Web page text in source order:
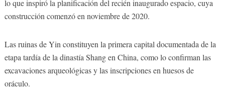
lo que inspiró la planificación del recién inaugurado espacio, cuya
construcción comenzó en noviembre de 2020.
Las ruinas de Yin constituyen la primera capital documentada de la
etapa tardía de la dinastía Shang en China, como lo confirman las
excavaciones arqueológicas y las inscripciones en huesos de
oráculo.